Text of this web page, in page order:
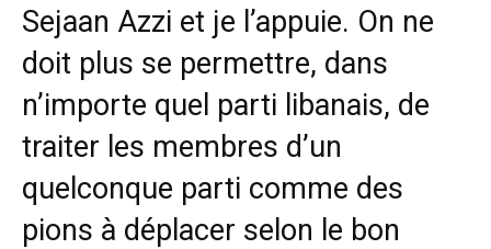
Sejaan Azzi et je l’appuie. On ne
doit plus se permettre, dans
n’importe quel parti libanais, de
traiter les membres d’un
quelconque parti comme des
pions à déplacer selon le bon